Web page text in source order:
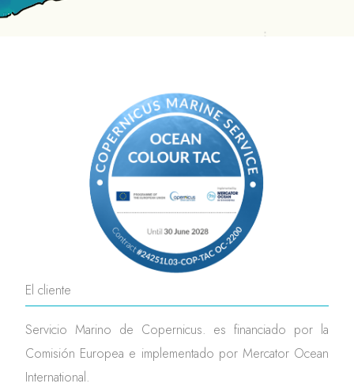
El cliente
Servicio Marino de Copernicus. es financiado por la
Comisión Europea e implementado por Mercator Ocean
International.